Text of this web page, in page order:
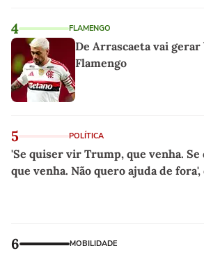
4 FLAMENGO
De Arrascaeta vai gerar
Flamengo
5 POLÍTICA
'Se quiser vir Trump, que venha.
que venha. Não quero ajuda de
6 MOBILIDADE